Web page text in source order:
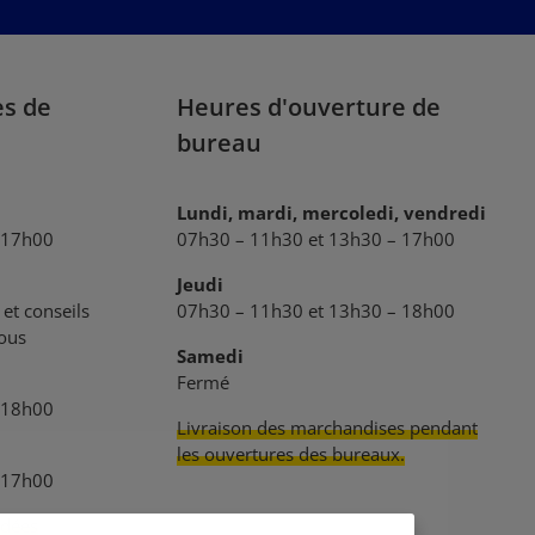
informations sur la protection des données
conditions générales
de
conseils
Heures d'ouverture de
bureau
Lundi, mardi, mercoledi, vendredi
07h30 – 11h30 et 13h30 – 17h00
Jeudi
07h30 – 11h30 et 13h30 – 18h00
Samedi
Fermé
Livraison des marchandises pendant
les ouvertures des bureaux.